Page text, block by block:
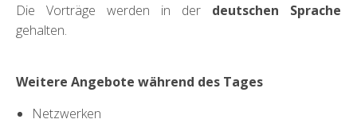
Die Vorträge werden in der deutschen Sprache
gehalten.
Weitere Angebote während des Tages
Netzwerken